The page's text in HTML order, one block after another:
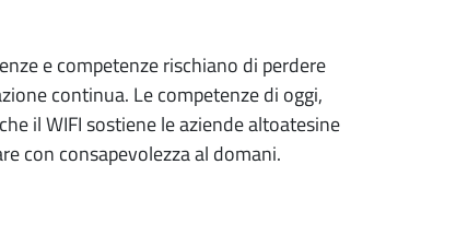
e competenze rischiano di perdere
continua. Le competenze di oggi,
il WIFI sostiene le aziende altoatesine
con consapevolezza al domani.